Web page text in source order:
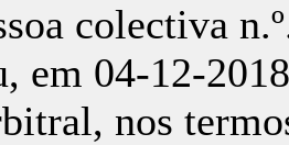
colectiva
em 04-12-
nos